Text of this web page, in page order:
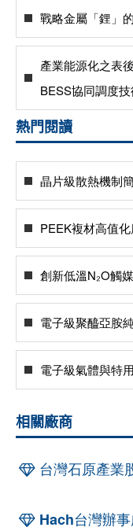
戰略金屬「鋰」
產業能源化之表
BESS協同調度
熱門閱讀
晶片級散熱機制
PEEK複材高值
創新低溫N₂O觸
電子級聚醯亞胺
電子級氣體與特
相關廠商
台灣石原產業
Hach台灣辦